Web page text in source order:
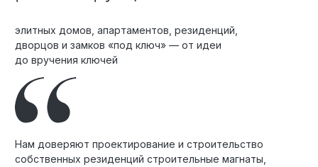
элитных домов, апартаментов, резиденций,
дворцов и замков «под ключ» — от идеи
до вручения ключей
Нам доверяют проектирование и строительство
собственных резиденций строительные магнаты,